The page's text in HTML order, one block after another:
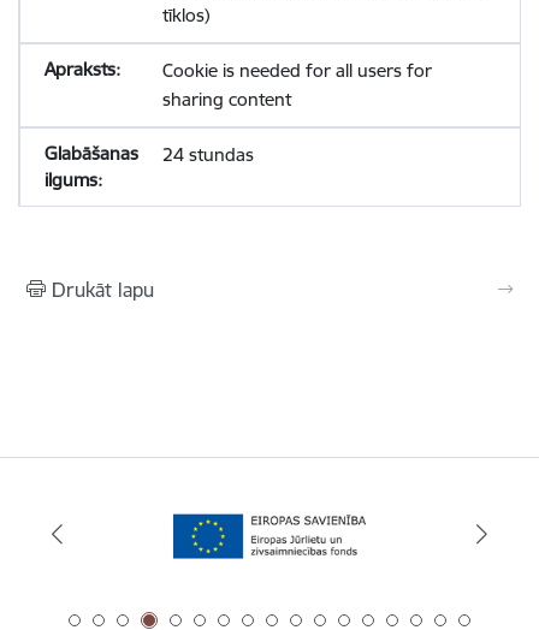
tīklos)
Cookie is needed for all users for
sharing content
24 stundas
Drukāt lapu